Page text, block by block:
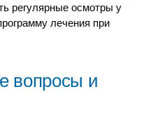
регулярные осмотры у
лечения при
вопросы и